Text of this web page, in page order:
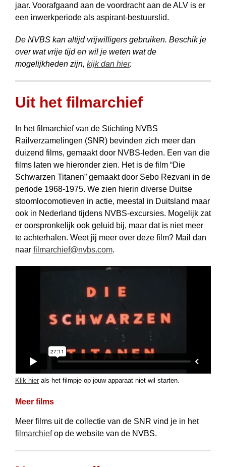
jaar. Voorafgaand aan de voordracht aan de ALV is er
een inwerkperiode als aspirant-bestuurslid.
De NVBS kan altijd vrijwilligers ge­brui­ken. Beschik je
over wat vrije tijd en wil je weten wat de
mogelijkheden zijn, kijk dan hier.
Uit het filmarchief
In het filmarchief van de Stichting NVBS
Railverzamelingen (SNR) bevinden zich meer dan
duizend films, gemaakt door NVBS-leden. Een van die
films laten we hieronder zien. Het is de film “Die
Schwarzen Titanen” gemaakt door Sebo Rezvani in de
periode 1968-1975. We zien hierin diverse Duitse
stoom­locomotieven in actie, meestal in Duitsland maar
ook in Nederland tijdens NVBS-excursies. Mogelijk zat
er oorspronkelijk ook geluid bij, maar dat is niet meer
te achterhalen. Weet jij meer over deze film? Mail dan
naar filmarchief@nvbs.com.
Klik hier als het filmpje op jouw apparaat niet wil starten.
Meer films
Meer films uit de collectie van de SNR vind je in het
filmarchiefop de website van de NVBS.